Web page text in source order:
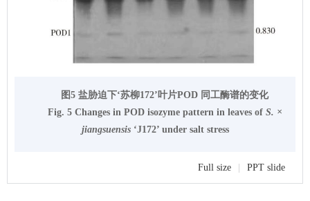
图5 盐胁迫下‘苏柳172’叶片POD 同工酶谱的变化
Fig. 5 Changes in POD isozyme pattern in leaves of S. ×
jiangsuensis‘J172’ under salt stress
Full size PPT slide